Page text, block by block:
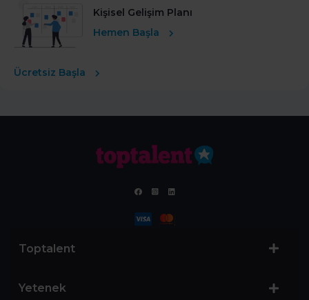
Kişisel Gelişim Planı
Hemen Başla
Ücretsiz Başla
Toptalent
Yetenek